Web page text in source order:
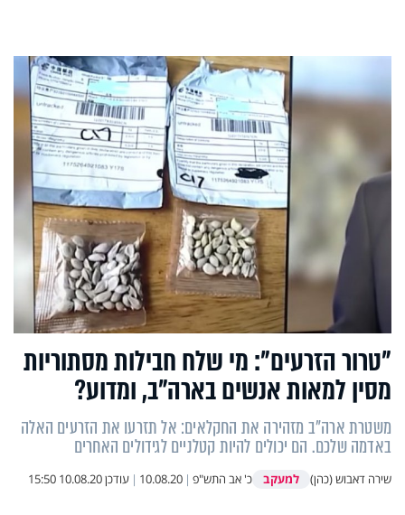
"טרור הזרעים": מי שלח חבילות מסתוריות
מסין למאות אנשים בארה"ב, ומדוע?
משטרת ארה"ב מזהירה את החקלאים: אל תזרעו את הזרעים האלה
באדמה שלכם. הם יכולים להיות קטלניים לגידולים האחרים
שירה דאבוש (כהן) למעקב כ' אב התש"פ |
10.08.20
| עודכן10.08.20 15:50